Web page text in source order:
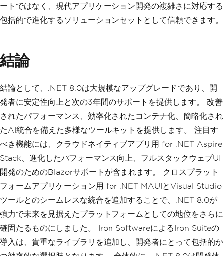
ートではなく、現代アプリケーション開発の複雑さに対応する
包括的で進化するソリューションセットとして信頼できます。
結論
結論として、.NET 8.0は大規模なアップグレードであり、開
発者に安定性向上と次の3年間のサポートを提供します。 改善
されたパフォーマンス、効率化されたコンテナ化、簡略化され
たAI統合を備えた多様なツールキットを提供します。 注目す
べき機能には、クラウドネイティブアプリ用 for .NET Aspire
Stack、進化したパフォーマンス向上、フルスタックウェブUI
開発のためのBlazorサポートが含まれます。 クロスプラット
フォームアプリケーション用 for .NET MAUIとVisual Studio
ツールとのシームレスな統合を追加することで、.NET 8.0が
強力で未来を見据えたプラットフォームとしての地位をさらに
確固たるものにしました。 Iron SoftwareによるIron Suiteの
導入は、貴重なライブラリを追加し、開発者にとって包括的か